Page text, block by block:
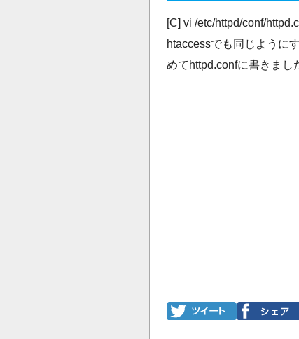
[C] vi /etc/httpd/conf/
htaccessでも同じように
めてhttpd.confに書きまし